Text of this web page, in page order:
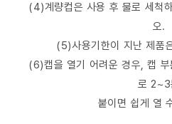
(4)계량컵은 사용 후 물로 세척
오.
(5)사용기한이 지난 제품
(6)캡을 열기 어려운 경우, 캡
로 2~3
붙이면 쉽게 열